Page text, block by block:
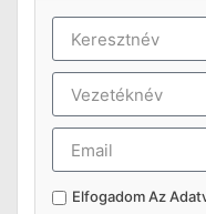
Elfogadom Az